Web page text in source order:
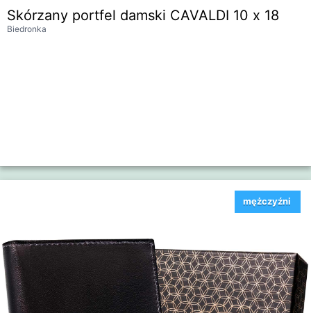
Skórzany portfel damski CAVALDI 10 x 18
Biedronka
mężczyźni